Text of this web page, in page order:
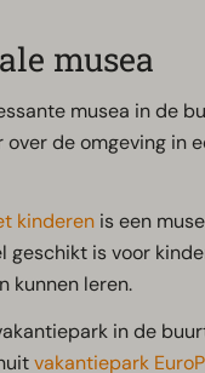
musea
musea in de
de omgeving in
kinderen is een
geschikt is voor
kunnen leren.
in de
vakantiepark